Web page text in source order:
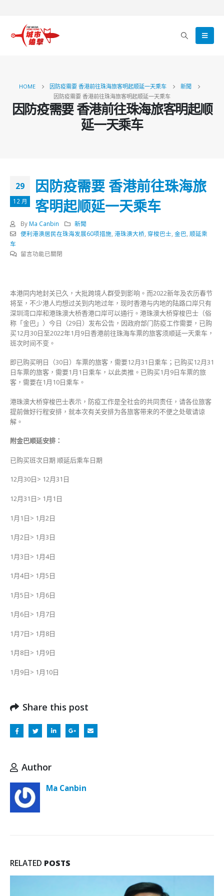
HOME 因防疫需要 香港前往珠海旅客明起顺延一天乘车
新聞
因防疫需要 香港前往珠海旅客明起顺延一天乘车
因防疫需要 香港前往珠海旅客明起顺
延一天乘车
29
12 月
因防疫需要 香港前往珠海旅
客明起顺延一天乘车
By Ma Canbin
新聞
便利港澳居民在珠海发展60项措施, 港珠澳大桥, 穿梭巴士 金巴 顺延乘
车
在
需
要
香
港
前
往
海
旅
客
起
顺
延
天
车〉
留言功能已關閉
本港同内地封关已久，大批跨境人群受到影响。而2022新年及农历春节
将至，不少港人均想过关到内地过年，现时香港与内地的陆路口岸只有
深圳湾口岸和港珠澳大桥香港口岸可以通行。港珠澳大桥穿梭巴士（俗
称「金巴」）今日（29日）发布公告，因政府部门防疫工作需要，已购
买12月30日至2022年1月9日香港前往珠海车票的旅客须顺延一天乘车，
班次时间不变。
即已购买明日（30日）车票的旅客，需要12月31日乘车；已购买12月31
日车票的旅客，需要1月1日乘车，以此类推。已购买1月9日车票的旅
客，需要在1月10日乘车。
港珠澳大桥穿梭巴士表示，防疫工作是全社会的共同责任，请各位旅客
提前做好行程安排，就本次有关安排为各旅客带来的不便之处敬请谅
解。
附金巴顺延安排：
已购买班次日期 顺延后乘车日期
12月30日> 12月31日
12月31日> 1月1日
1月1日> 1月2日
1月2日> 1月3日
1月3日> 1月4日
1月4日> 1月5日
1月5日> 1月6日
1月6日> 1月7日
1月7日> 1月8日
1月8日> 1月9日
1月9日> 1月10日
Share this post
Author
Ma Canbin
RELATED POSTS